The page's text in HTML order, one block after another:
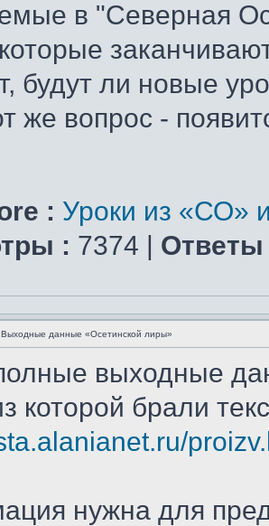
в "Северная
будут ли новые
же вопрос -
: Уроки из «СО»
: 7374 | Ответы
Выходные данные «Осетинской лиры»
выходные
которой брали
нужна для